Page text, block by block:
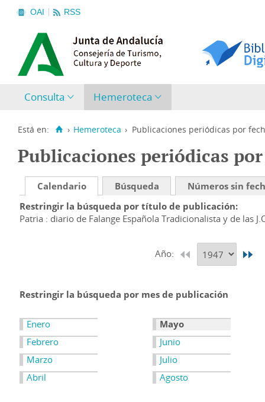
OAI RSS
Consulta Hemeroteca
Está en: › Hemeroteca › Publicaciones periódicas por
Publicaciones periódicas
Calendario Búsqueda
Números sin
Restringir la búsqueda por título de publicación
Patria : diario de Falange Española Tradicionalista y de las
Año:
Restringir la búsqueda por mes de publicación
Enero
Febrero
Marzo
Abril
Mayo
Junio
Julio
Agosto